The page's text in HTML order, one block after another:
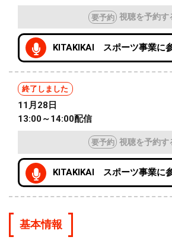
要予約 視聴を予約す
KITAKIKAI スポーツ事業に
終了しました
11月28日
13:00～14:00配信
要予約 視聴を予約す
KITAKIKAI スポーツ事業に
基本情報